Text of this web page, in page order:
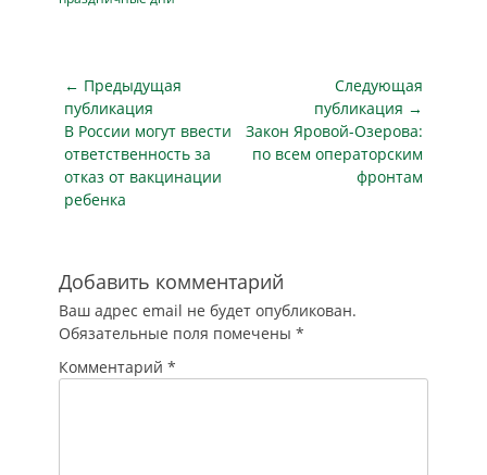
Навигация
по
записям
← Предыдущая
публикация
Предыдущая
публикация
В России могут ввести
ответственность за
отказ от вакцинации
ребенка
Следующая
публикация →
Следующая
публикация
Закон Яровой-Озерова:
по всем операторским
фронтам
Добавить комментарий
Ваш адрес email не будет опубликован.
Обязательные поля помечены *
Комментарий *